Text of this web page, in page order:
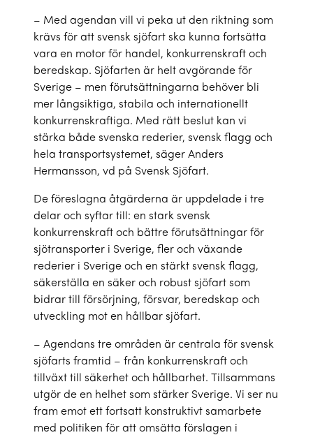
– Med agendan vill vi peka ut den riktning som
krävs för att svensk sjöfart ska kunna fortsätta
vara en motor för handel, konkurrenskraft och
beredskap. Sjöfarten är helt avgörande för
Sverige – men förutsättningarna behöver bli
mer långsiktiga, stabila och internationellt
konkurrenskraftiga. Med rätt beslut kan vi
stärka både svenska rederier, svensk flagg och
hela transportsystemet, säger Anders
Hermansson, vd på Svensk Sjöfart.
De föreslagna åtgärderna är uppdelade i tre
delar och syftar till: en stark svensk
konkurrenskraft och bättre förutsättningar för
sjötransporter i Sverige, fler och växande
rederier i Sverige och en stärkt svensk flagg,
säkerställa en säker och robust sjöfart som
bidrar till försörjning, försvar, beredskap och
utveckling mot en hållbar sjöfart.
– Agendans tre områden är centrala för svensk
sjöfarts framtid – från konkurrenskraft och
tillväxt till säkerhet och hållbarhet. Tillsammans
utgör de en helhet som stärker Sverige. Vi ser nu
fram emot ett fortsatt konstruktivt samarbete
med politiken för att omsätta förslagen i